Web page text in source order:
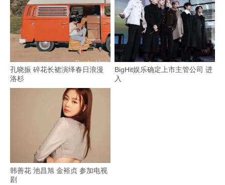
孔晓振 碎花长裙演绎春日浪漫
洛杉
BigHit娱乐确定上市主管公司 进
入
韩善花 池昌旭 金裕贞 参加电视
剧